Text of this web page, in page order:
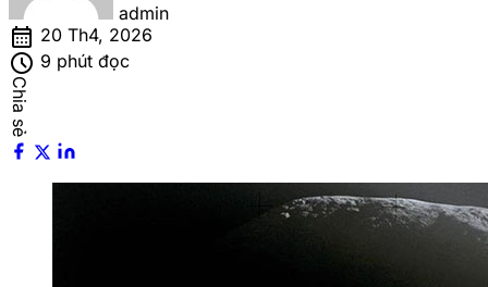
admin
calendar_month 20 Th4, 2026
schedule 9 phút đọc
Chia sẻ